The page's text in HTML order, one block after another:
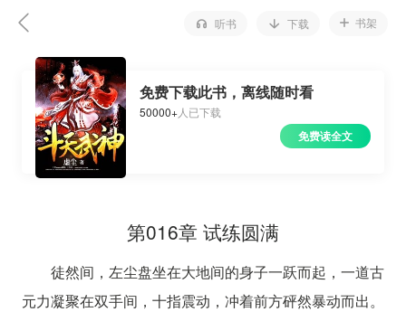
听书 下载 书架
免费下载此书，离线随时看
50000+人已下载
免费读全文
第016章 试练圆满
徒然间，左尘盘坐在大地间的身子一跃而起，一道古
元力凝聚在双手间，十指震动，冲着前方砰然暴动而出。